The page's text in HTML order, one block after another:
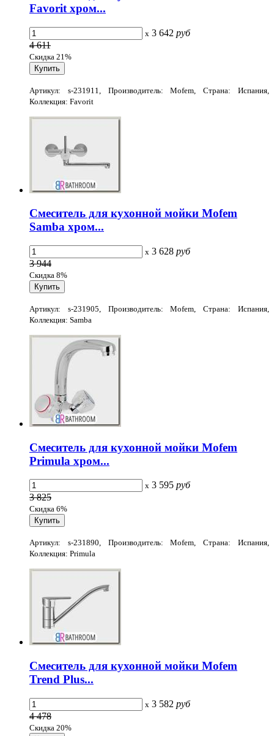
Favorit хром...
x 3 642 руб
4 611
Скидка 21%
Артикул: s-231911, Производитель: Mofem, Страна: Испания,
Коллекция: Favorit
Смеситель для кухонной мойки Mofem
Samba хром...
x 3 628 руб
3 944
Скидка 8%
Артикул: s-231905, Производитель: Mofem, Страна: Испания,
Коллекция: Samba
Смеситель для кухонной мойки Mofem
Primula хром...
x 3 595 руб
3 825
Скидка 6%
Артикул: s-231890, Производитель: Mofem, Страна: Испания,
Коллекция: Primula
Смеситель для кухонной мойки Mofem
Trend Plus...
x 3 582 руб
4 478
Скидка 20%